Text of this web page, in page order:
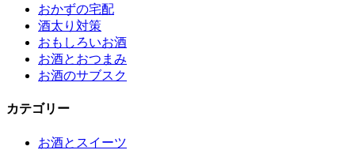
おかずの宅配
酒太り対策
おもしろいお酒
お酒とおつまみ
お酒のサブスク
カテゴリー
お酒とスイーツ